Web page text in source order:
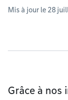
Mis à jour le 28
Grâce à nos